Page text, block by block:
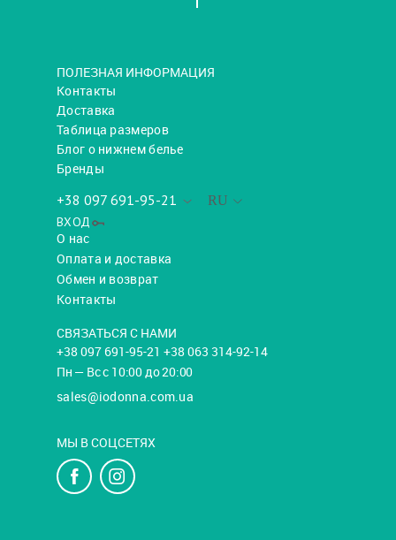
ПОЛЕЗНАЯ ИНФОРМАЦИЯ
Контакты
Доставка
Таблица размеров
Блог о нижнем белье
Бренды
RU
+38 097 691-95-21
ВХОД
О нас
Оплата и доставка
Обмен и возврат
Контакты
СВЯЗАТЬСЯ С НАМИ
+38 097 691-95-21 +38 063 314-92-14
Пн — Вс с 10:00 до 20:00
sales@iodonna.com.ua
МЫ В СОЦСЕТЯХ